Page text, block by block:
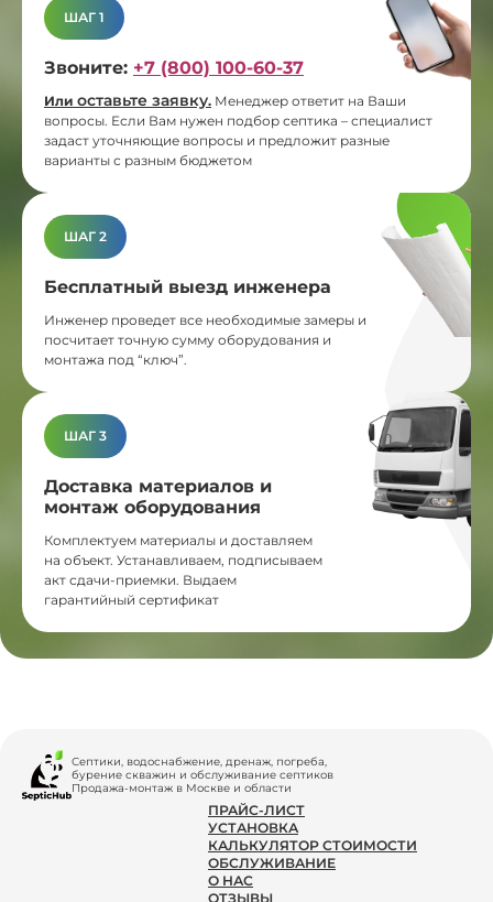
ШАГ 1
Звоните: +7 (800) 100-60-37
Или оставьте заявку. Менеджер ответит на Ваши
вопросы. Если Вам нужен подбор септика – специалист
задаст уточняющие вопросы и предложит разные
варианты с разным бюджетом
ШАГ 2
Бесплатный выезд инженера
Инженер проведет все необходимые замеры и
посчитает точную сумму оборудования и
монтажа под “ключ”.
ШАГ 3
Доставка материалов и
монтаж оборудования
Комплектуем материалы и доставляем
на объект. Устанавливаем, подписываем
акт сдачи-приемки. Выдаем
гарантийный сертификат
Септики, водоснабжение, дренаж, погреба,
бурение скважин и обслуживание септиков
Продажа-монтаж в Москве и области
ПРАЙС-ЛИСТ
УСТАНОВКА
КАЛЬКУЛЯТОР СТОИМОСТИ
ОБСЛУЖИВАНИЕ
О НАС
ОТЗЫВЫ